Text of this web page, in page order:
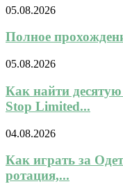
05.08.2026
Полное
05.08.2026
Как найти
Stop Limited...
04.08.2026
Как играть за
ротация,...